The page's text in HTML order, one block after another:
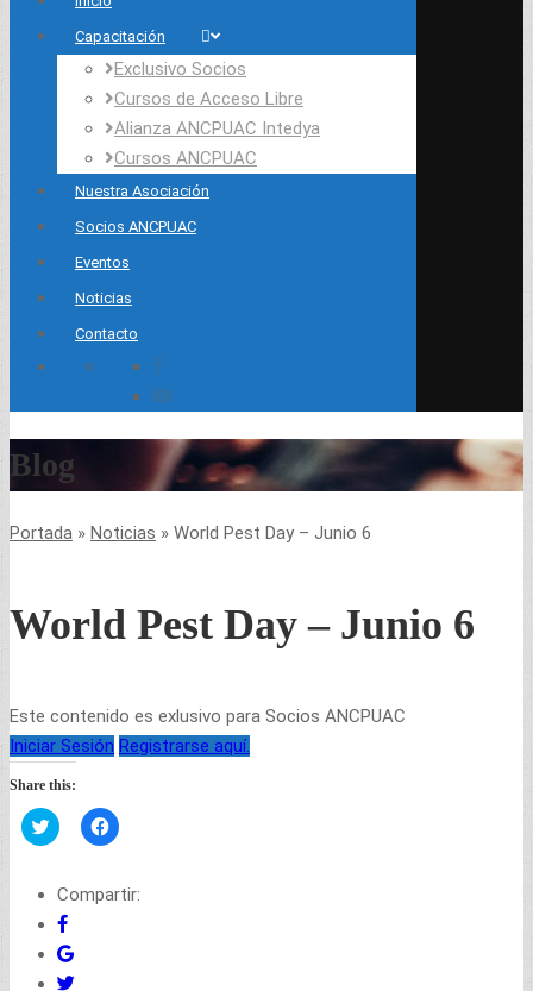
Capacitación
Exclusivo Socios
Cursos de Acceso Libre
Alianza ANCPUAC Intedya
Cursos ANCPUAC
Nuestra Asociación
Socios ANCPUAC
Eventos
Noticias
Contacto
Blog
Portada » Noticias » World Pest Day – Junio 6
World Pest Day – Junio 6
Este contenido es exlusivo para Socios ANCPUAC
Iniciar Sesión Registrarse aquí.
Share this:
Haz
clic
en
Twitter
(Se
abre
en
una
ventana
Haz
clic
en
Facebook
Compartir: